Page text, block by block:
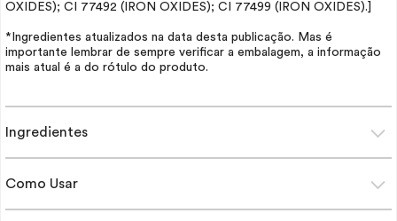
OXIDES); CI 77492 (IRON OXIDES); CI 77499 (IRON OXIDES).]
*Ingredientes atualizados na data desta publicação. Mas é
importante lembrar de sempre verificar a embalagem, a informação
mais atual é a do rótulo do produto.
Ingredientes
Como Usar